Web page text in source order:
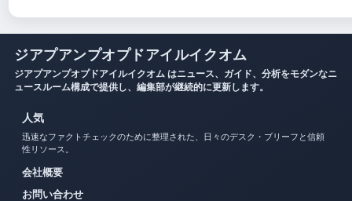
ジアプアンプオプドアイルイクオム
ジアプアンプオプドアイルイクオム はニュース、ガイド、分析をモダンなニ
ュースルーム構成で提供し、編集部が継続的に更新します。
人気
迅速なファクトチェックのために整理された、日々のデスク・ブリーフと信頼
性リソース。
会社概要
お問い合わせ